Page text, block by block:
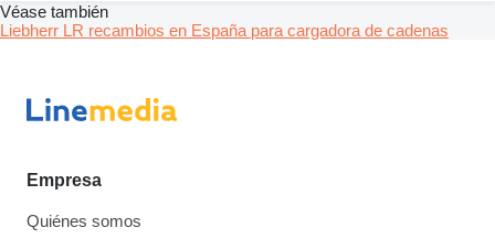
Véase también
Liebherr LR recambios en España para cargadora de cadenas
Empresa
Quiénes somos